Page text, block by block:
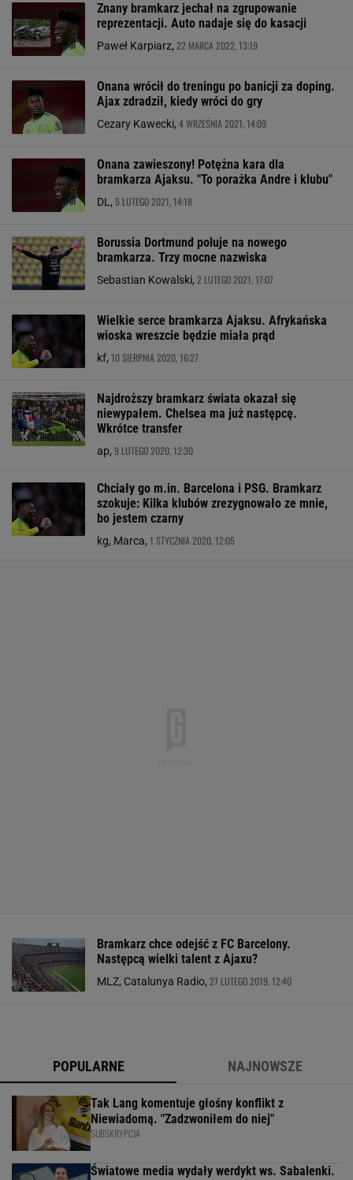
Znany bramkarz jechał na zgrupowanie
reprezentacji. Auto nadaje się do kasacji
Paweł Karpiarz, 22 MARCA 2022, 13:19
Onana wrócił do treningu po banicji za doping.
Ajax zdradził, kiedy wróci do gry
Cezary Kawecki, 4 WRZEŚNIA 2021, 14:09
Onana zawieszony! Potężna kara dla
bramkarza Ajaksu. "To porażka Andre i klubu"
DL, 5 LUTEGO 2021, 14:18
Borussia Dortmund poluje na nowego
bramkarza. Trzy mocne nazwiska
Sebastian Kowalski, 2 LUTEGO 2021, 17:07
Wielkie serce bramkarza Ajaksu. Afrykańska
wioska wreszcie będzie miała prąd
kf, 10 SIERPNIA 2020, 16:27
Najdroższy bramkarz świata okazał się
niewypałem. Chelsea ma już następcę.
Wkrótce transfer
ap, 9 LUTEGO 2020, 12:30
Chciały go m.in. Barcelona i PSG. Bramkarz
szokuje: Kilka klubów zrezygnowało ze mnie,
bo jestem czarny
kg, Marca, 1 STYCZNIA 2020, 12:05
Bramkarz chce odejść z FC Barcelony.
Następcą wielki talent z Ajaxu?
MLZ, Catalunya Radio, 27 LUTEGO 2019, 12:40
POPULARNE NAJNOWSZE
Tak Lang komentuje głośny konflikt z
Niewiadomą. "Zadzwoniłem do niej"
SUBSKRYPCJA
Światowe media wydały werdykt ws. Sabalenki.